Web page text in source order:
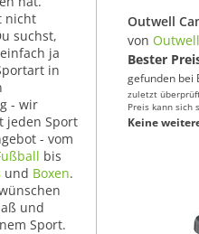
nicht
suchst,
ja
in
- wir
jeden Sport
- vom
bis
und Boxen.
und
Sport.
von Outwell
Bester
gefunden bei
zuletzt
Preis kann sich
Keine